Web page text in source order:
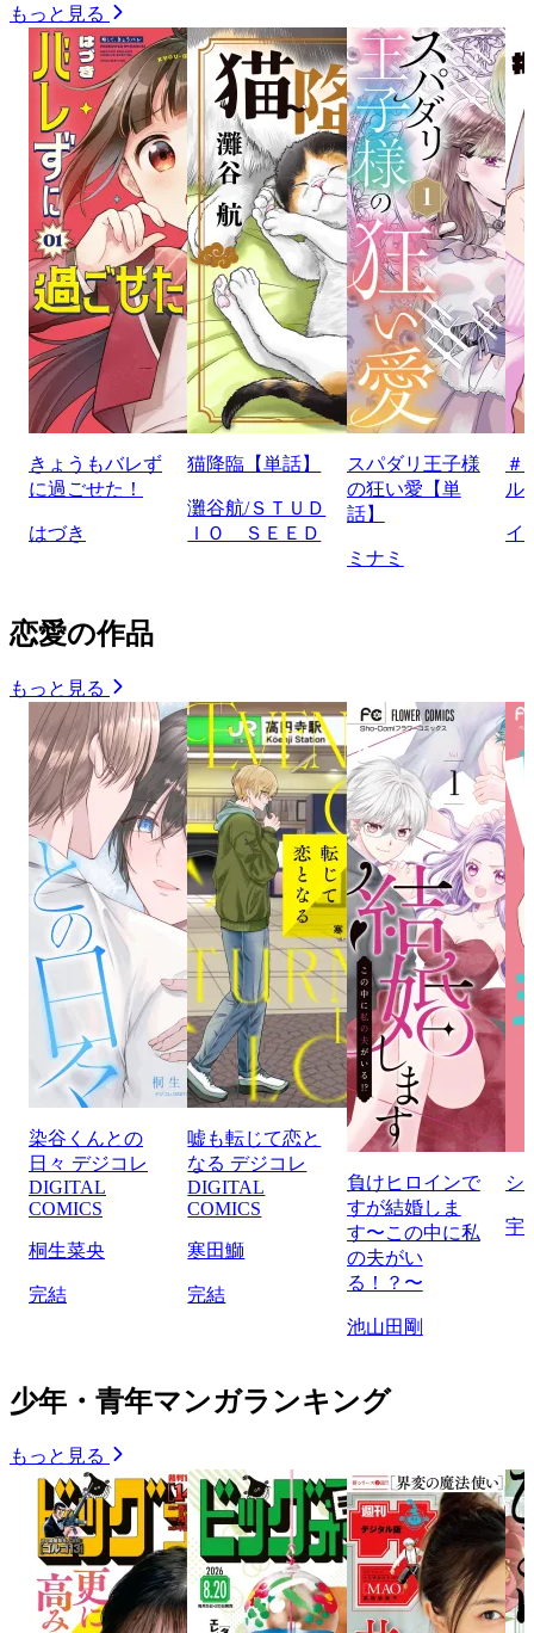
もっと見る
きょうもバレず
に過ごせた！
はづき
猫降臨【単話】
灘谷航/ＳＴＵＤ
ＩＯ ＳＥＥＤ
スパダリ王子様
の狂い愛【単
話】
ミナミ
＃
ル
イ
恋愛の作品
もっと見る
染谷くんとの
日々 デジコレ
DIGITAL
COMICS
桐生菜央
完結
嘘も転じて恋と
なる デジコレ
DIGITAL
COMICS
寒田鰤
完結
負けヒロインで
すが結婚しま
す〜この中に私
の夫がい
る！？〜
池山田剛
シ
宇
少年・青年マンガランキング
もっと見る